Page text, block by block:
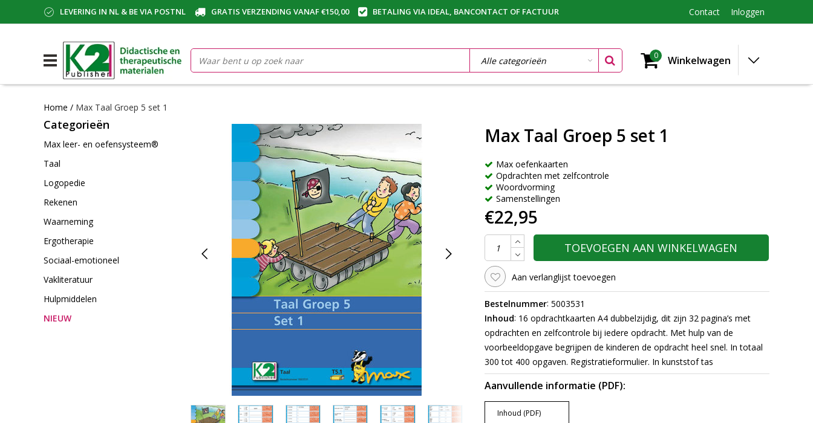
LEVERING IN NL & BE VIA POSTNL GRATIS VERZENDING VANAF €150,00 BETALING VIA IDEAL, BANCONTACT OF FACTUUR Contact Inloggen
0 Winkelwagen
Home / Max Taal Groep 5 set 1
Categorieën
Max leer- en oefensysteem®
Taal
Logopedie
Rekenen
Waarneming
Ergotherapie
Sociaal-emotioneel
Vakliteratuur
Hulpmiddelen
NIEUW
Max Taal Groep 5 set 1
Max oefenkaarten
Opdrachten met zelfcontrole
Woordvorming
Samenstellingen
€22,95
TOEVOEGEN AAN WINKELWAGEN
Aan verlanglijst toevoegen
Bestelnummer: 5003531
Inhoud: 16 opdrachtkaarten A4 dubbelzijdig, dit zijn 32 pagina’s met
opdrachten en zelfcontrole bij iedere opdracht. Met hulp van de
voorbeeldopgave begrijpen de kinderen de opdracht heel snel. In totaal
300 tot 400 opgaven. Registratieformulier. In kunststof tas
Aanvullende informatie (PDF):
Inhoud (PDF)